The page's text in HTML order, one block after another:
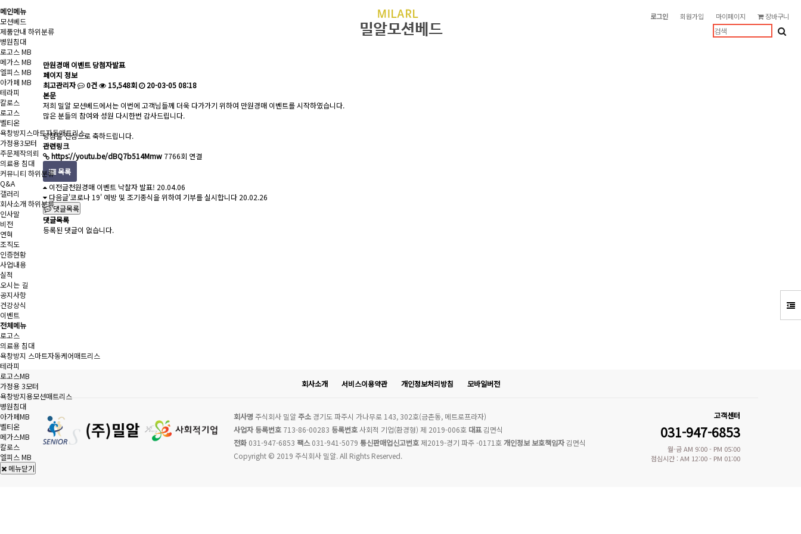
장바구니
마이페이지
회원가입
로그인
메인메뉴
모션베드
제품안내 하위분류
병원침대
로고스 MB
메가스 MB
엘피스 MB
아가페 MB
테라피
칼로스
로고스
벨티온
욕창방지스마트자동매트리스
가정용3모터
주문제작의뢰
의료용 침대
커뮤니티 하위분류
Q&A
갤러리
회사소개하위분류
인사말
비전
연혁
조직도
인증현황
사업내용
실적
오시는 길
공지사항
건강상식
이벤트
전체메뉴
로고스
의료용 침대
욕창방지 스마트자동케어매트리스
테라피
로고스MB
가정용 3모터
욕창방지용모션매트리스
병원침대
아가페MB
벨티온
메가스MB
칼로스
엘피스 MB
메뉴닫기
만원경매 이벤트 당첨자발표
페이지 정보
최고관리자
0건 15,548회
20-03-05 08:18
본문
저희 밀알 모션베드에서는 이번에 고객님들께 더욱 다가가기 위하여 만원경매 이벤트를 시작하였습니다.
많은 분들의 참여와 성원 다시한번 감사드립니다.
당첨을 진심으로 축하드립니다.
관련링크
https://youtu.be/dBQ7b514Mmw 7766회 연결
목록
이전글천원경매 이벤트 낙찰자 발표! 20.04.06
다음글'코로나 19' 예방 및 조기종식을 위하여 기부를 실시합니다 20.02.26
댓글목록
댓글목록
등록된 댓글이 없습니다.
회사소개 서비스이용약관 개인정보처리방침 모바일버전
회사명 주식회사 밀알주소 경기도 파주시 가나무로 143, 302호(금촌동, 메트로프라자)
사업자 등록번호 713-86-00283 등록번호사회적 기업(환경형) 제 2019-006호 대표김면식
전화 031-947-6853 팩스 031-941-5079 통신판매업신고번호제2019-경기 파주 -0171호개인정보 보호책임자김면식
Copyright © 2019 주식회사 밀알. All Rights Reserved.
고객센터
031-947-6853
월-금 AM 9:00 - PM 05:00
점심시간 : AM 12:00 - PM 01:00